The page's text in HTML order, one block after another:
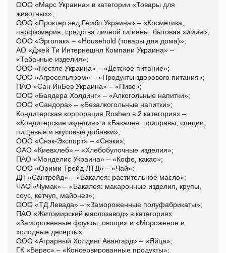
ООО «Марс Украина» в категории «Товары для
животных»;
ООО «Проктер энд Гембл Украина» – «Косметика,
парфюмерия, средства личной гигиены, бытовая химия»;
ООО «Эргопак» – «Household (товары для дома)»;
АО «Джей Ти Интернешнл Компани Украина» –
«Табачные изделия»;
ООО «Нестле Украина» – «Детское питание»;
ООО «Агросельпром» – «Продукты здорового питания»;
ПАО «Сан ИнБев Украина» – «Пиво»;
ООО «Баядера Холдинг» – «Алкогольные напитки»;
ООО «Сандора» – «Безалкогольные напитки»;
Кондитерская корпорация Roshen в 2 категориях –
«Кондитерские изделия» и «Бакалея: приправы, специи,
пищевые и вкусовые добавки»;
ООО «Снэк-Экспорт» – «Снэки»;
ОАО «Киевхлеб» – «Хлебобулочные изделия»;
ПАО «Монделис Украина» – «Кофе, какао»;
ООО «Орими Трейд ЛТД» – «Чай»;
ДП «Сантрейд» – «Бакалея: растительное масло»;
ЧАО «Чумак» – «Бакалея: макаронные изделия, крупы,
соус, кетчуп, майонез»;
ООО «ТД Левада» – «Замороженные полуфабрикаты»;
ПАО «Житомирский маслозавод» в категориях
«Замороженные фрукты, овощи» и «Мороженое и
холодные десерты»;
ООО «Аграрный Холдинг Авангард» – «Яйца»;
ГК «Верес» – «Консервированные продукты»;